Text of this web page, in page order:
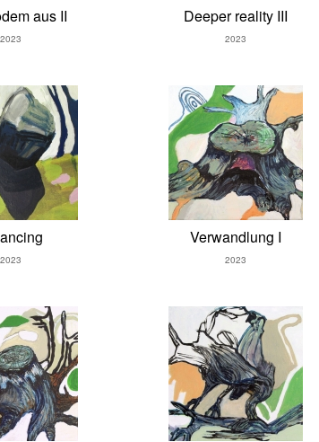
aus II
2023
Deeper reality III
2023
2023
Verwandlung I
2023